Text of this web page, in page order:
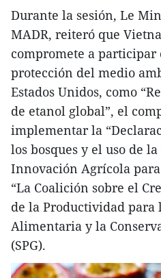
Durante la sesión, Le
MADR, reiteró que
compromete a participar
protección del medio
Estados Unidos, como
de etanol global”, el
implementar la
los bosques y el uso de
Innovación Agrícola
“La Coalición sobre el
de la Productividad para
Alimentaria y la
(SPG).